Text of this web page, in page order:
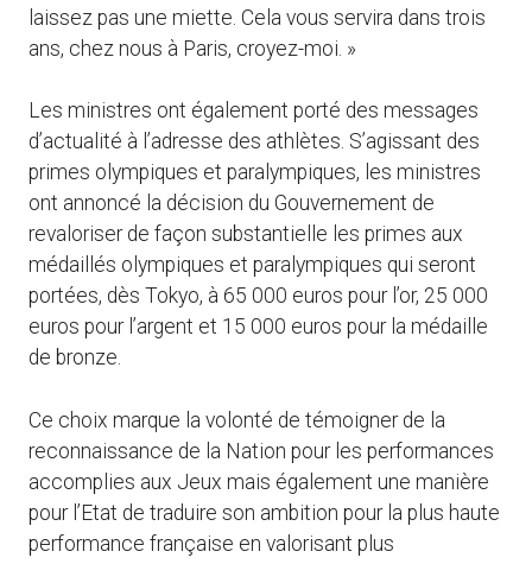
laissez pas une miette. Cela vous servira dans trois
ans, chez nous à Paris, croyez-moi. »
Les ministres ont également porté des messages
d’actualité à l’adresse des athlètes. S’agissant des
primes olympiques et paralympiques, les ministres
ont annoncé la décision du Gouvernement de
revaloriser de façon substantielle les primes aux
médaillés olympiques et paralympiques qui seront
portées, dès Tokyo, à 65 000 euros pour l’or, 25 000
euros pour l’argent et 15 000 euros pour la médaille
de bronze.
Ce choix marque la volonté de témoigner de la
reconnaissance de la Nation pour les performances
accomplies aux Jeux mais également une manière
pour l’Etat de traduire son ambition pour la plus haute
performance française en valorisant plus